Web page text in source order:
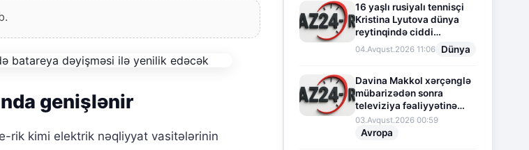
genişlənir
rik kimi elektrik nəqliyyat vasitələrinin
16 yaşlı rusiyalı tennisçi
Kristina Lyutova dünya
reytinqində ciddi
irəliləyişə imza atdı
04.Avqust.2026 11:06 Dünya
Davina Makkol xərçənglə
mübarizədən sonra
televiziya fəaliyyətinə
fasilə verir
03.Avqust.2026 00:59
Avropa